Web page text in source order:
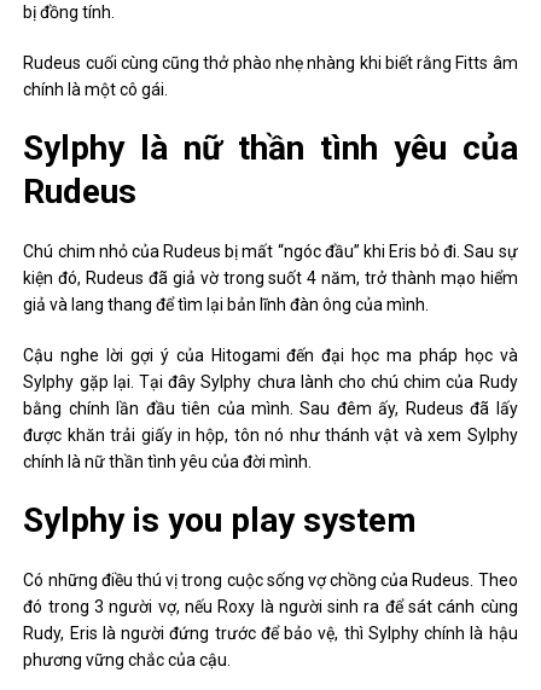
bị đồng tính.
Rudeus cuối cùng cũng thở phào nhẹ nhàng khi biết rằng Fitts âm
chính là một cô gái.
Sylphy là nữ thần tình yêu của
Rudeus
Chú chim nhỏ của Rudeus bị mất “ngóc đầu” khi Eris bỏ đi. Sau sự
kiện đó, Rudeus đã giả vờ trong suốt 4 năm, trở thành mạo hiểm
giả và lang thang để tìm lại bản lĩnh đàn ông của mình.
Cậu nghe lời gợi ý của Hitogami đến đại học ma pháp học và
Sylphy gặp lại. Tại đây Sylphy chưa lành cho chú chim của Rudy
bằng chính lần đầu tiên của mình. Sau đêm ấy, Rudeus đã lấy
được khăn trải giấy in hộp, tôn nó như thánh vật và xem Sylphy
chính là nữ thần tình yêu của đời mình.
Sylphy is you play system
Có những điều thú vị trong cuộc sống vợ chồng của Rudeus. Theo
đó trong 3 người vợ, nếu Roxy là người sinh ra để sát cánh cùng
Rudy, Eris là người đứng trước để bảo vệ, thì Sylphy chính là hậu
phương vững chắc của cậu.